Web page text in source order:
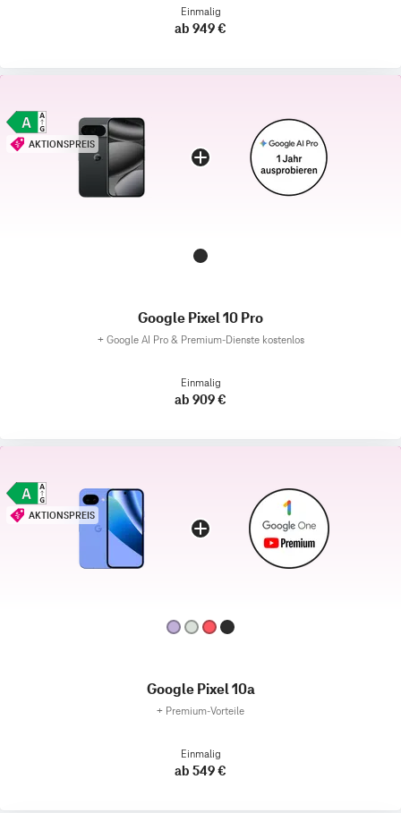
Einmalig
ab 949 €
AKTIONSPREIS
Google Pixel 10 Pro
+ Google AI Pro & Premium-Dienste kostenlos
Einmalig
ab 909 €
AKTIONSPREIS
Google Pixel 10a
+ Premium‑Vorteile
Einmalig
ab 549 €